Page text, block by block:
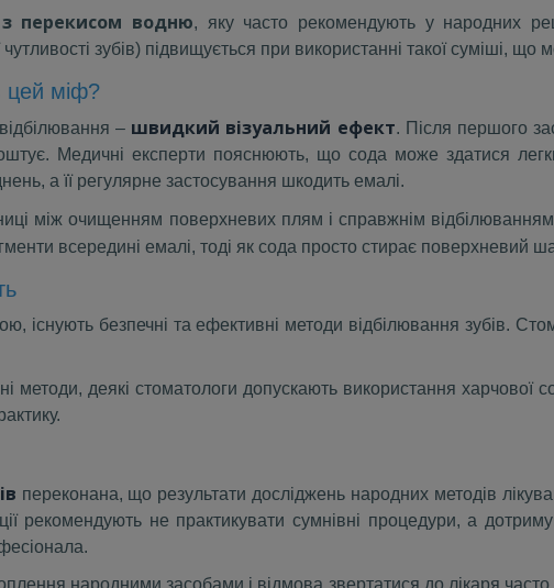
перекисом водню, яку часто рекомендують у народних
чутливості зубів) підвищується при використанні такої суміші,
цей міф?
– швидкий візуальний ефект. Після першого
Медичні експерти пояснюють, що сода може здатися
а її регулярне застосування шкодить емалі.
між очищенням поверхневих плям і справжнім
всередині емалі, тоді як сода просто стирає поверхневий
існують безпечні та ефективні методи відбілювання зубів.
деякі стоматологи допускають використання харчової
переконана, що результати досліджень народних методів
рекомендують не практикувати сумнівні процедури, а